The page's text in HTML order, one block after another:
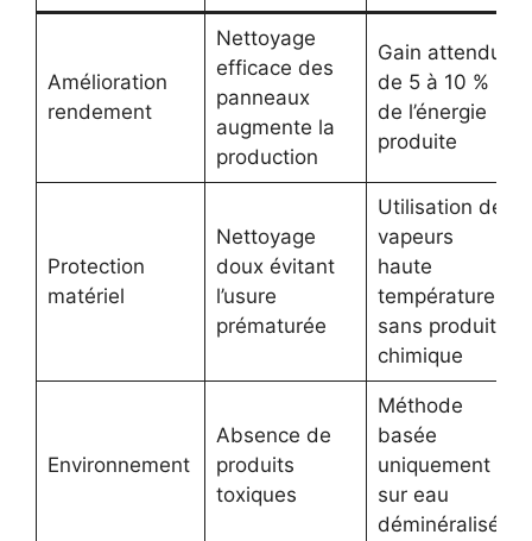
Amélioration
rendement
Nettoyage
efficace des
panneaux
augmente la
production
Gain attendu
de 5 à 10 %
de l’énergie
produite
Protection
matériel
Nettoyage
doux évitant
l’usure
prématurée
Utilisation de
vapeurs
haute
température
sans produit
chimique
Environnement
Absence de
produits
toxiques
Méthode
basée
uniquement
sur eau
déminéralisée